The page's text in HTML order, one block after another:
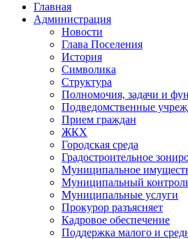
Главная
Администрация
Новости
Глава Поселения
История
Символика
Структура
Полномочия, задачи и
Подведомственные
Прием граждан
ЖКХ
Городская среда
Градостроительное
Муниципальное
Муниципальный
Муниципальные услуги
Прокурор разъясняет
Кадровое обеспечение
Поддержка малого и